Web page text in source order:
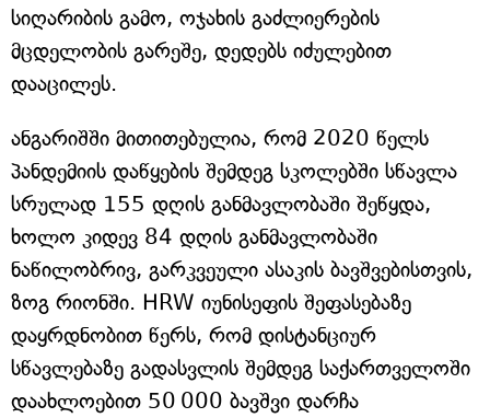
სიღარიბის გამო, ოჯახის გაძლიერების
მცდელობის გარეშე, დედებს იძულებით
დააცილეს.
ანგარიშში მითითებულია, რომ 2020 წელს
პანდემიის დაწყების შემდეგ სკოლებში სწავლა
სრულად 155 დღის განმავლობაში შეწყდა,
ხოლო კიდევ 84 დღის განმავლობაში
ნაწილობრივ, გარკვეული ასაკის ბავშვებისთვის,
ზოგ რიონში. HRW იუნისეფის შეფასებაზე
დაყრდნობით წერს, რომ დისტანციურ
სწავლებაზე გადასვლის შემდეგ საქართველოში
დაახლოებით 50 000 ბავშვი დარჩა